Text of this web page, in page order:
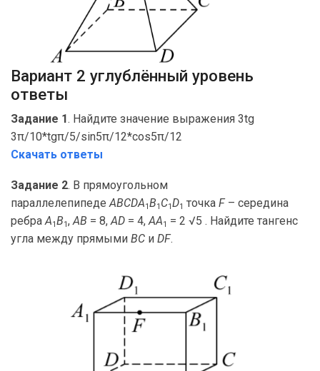
Вариант 2 углублённый уровень
ответы
Задание 1. Найдите значение выражения 3tg
3π/10*tgπ/5/sin5π/12*cos5π/12
Скачать ответы
Задание 2. В прямоугольном
параллелепипедеABCDA1B1 C1D1 точка F– середина
ребраA1B1,AB = 8,AD = 4,AA1 = 2 √5 . Найдите тангенс
угла между прямыми BC и DF.